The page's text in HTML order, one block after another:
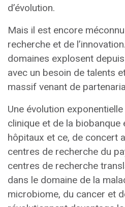
d’évolution.
Mais il est encore
recherche et de
domaines explosent
avec un besoin de talents
massif venant de
Une évolution
clinique et de la
hôpitaux et ce, de concert
centres de recherche du
centres de recherche
dans le domaine de la
microbiome, du cancer et